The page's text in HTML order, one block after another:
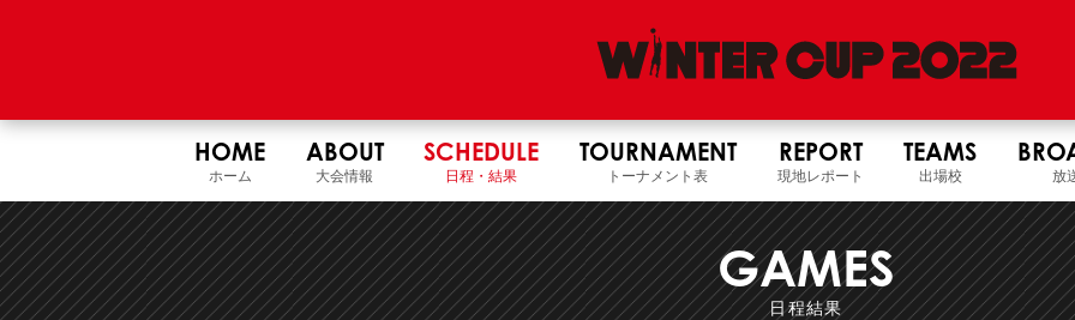
HOME
ホーム
ABOUT
大会情報
SCHEDULE
日程・結果
TOURNAMENT
トーナメント表
REPORT
現地レポート
TEAMS
出場校 放
GAMES
日程結果